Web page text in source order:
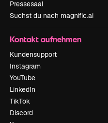
Pressesaal
Suchst du nach magnific.ai
Kontakt aufnehmen
Kundensupport
Instagram
YouTube
LinkedIn
TikTok
Discord